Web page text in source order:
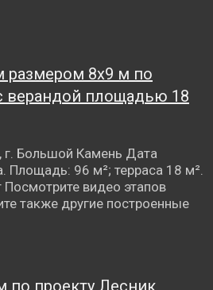
8х9 м по
верандой площадью 18
г. Большой Камень Дата
Площадь: 96 м²; терраса 18 м².
Посмотрите видео этапов
также другие построенные
проекту Лесник